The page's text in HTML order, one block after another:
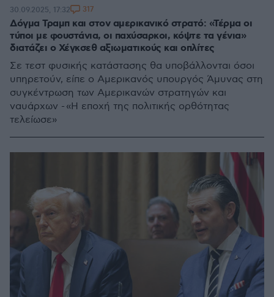
Δόγμα Τραμπ και στον αμερικανικό στρατό: «Τέρμα οι
τύποι με φουστάνια, οι παχύσαρκοι, κόψτε τα γένια»
διατάζει ο Χέγκσεθ αξιωματικούς και οπλίτες
Σε τεστ φυσικής κατάστασης θα υποβάλλονται όσοι
υπηρετούν, είπε ο Αμερικανός υπουργός Άμυνας στη
συγκέντρωση των Αμερικανών στρατηγών και
ναυάρχων - «Η εποχή της πολιτικής ορθότητας
τελείωσε»
30.09.2025, 17:32 317